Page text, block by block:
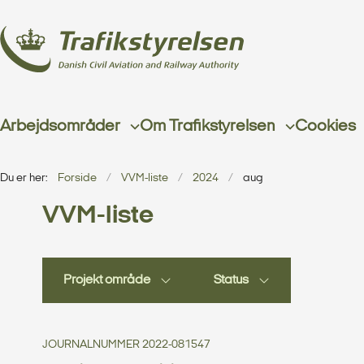
Arbejdsområder Om Trafikstyrelsen Cookies
Du er her: Forside VVM-liste 2024 aug
VVM-liste
Projekt område Status
JOURNALNUMMER 2022-081547